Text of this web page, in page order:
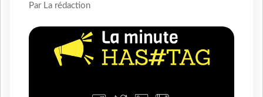
Par La rédaction